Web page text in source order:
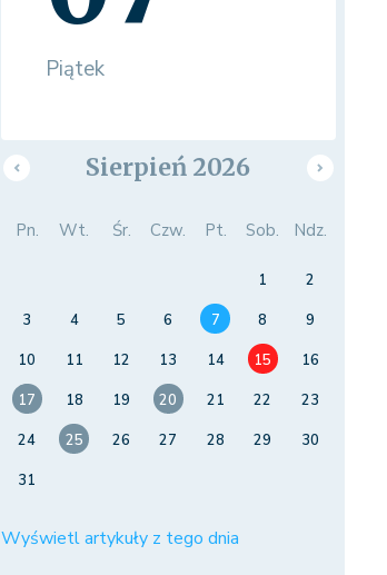
Piątek
Sierpień 2026
Pn. Wt. Śr. Czw. Pt. Sob. Ndz.
1
2
3
4 5 6 7 8
9
10
11 12 13 14 15
16
17
18 19 20 21 22
23
24
25 26 27 28 29
30
31
Wyświetl artykuły z tego dnia